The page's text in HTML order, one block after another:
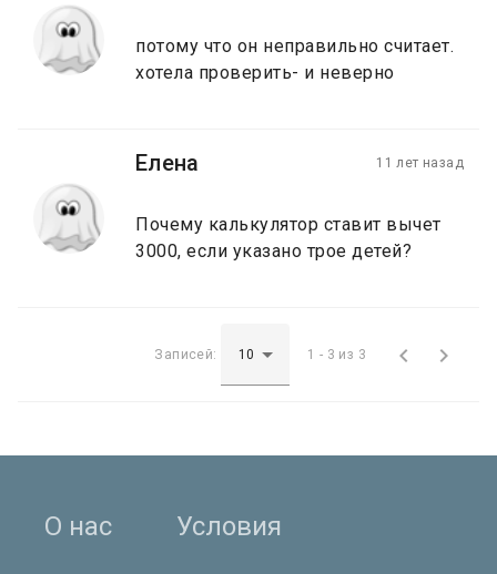
потому что он неправильно считает.
хотела проверить- и неверно
Елена 11 лет назад
Почему калькулятор ставит вычет
3000, если указано трое детей?
Записей: 1 - 3 из 3  
О нас Условия